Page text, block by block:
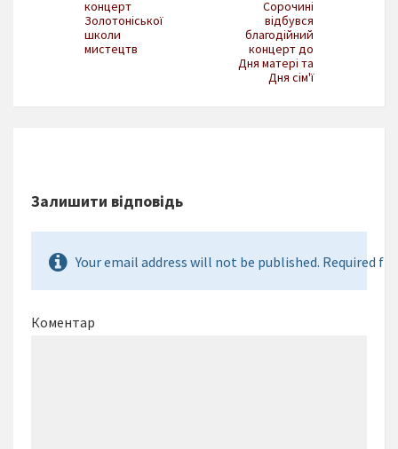
концерт
Золотоніської
школи
мистецтв
Сорочині
відбувся
благодійний
концерт до
Дня матері та
Дня сім'ї
Залишити відповідь
Your email address will not be published. Required
Коментар